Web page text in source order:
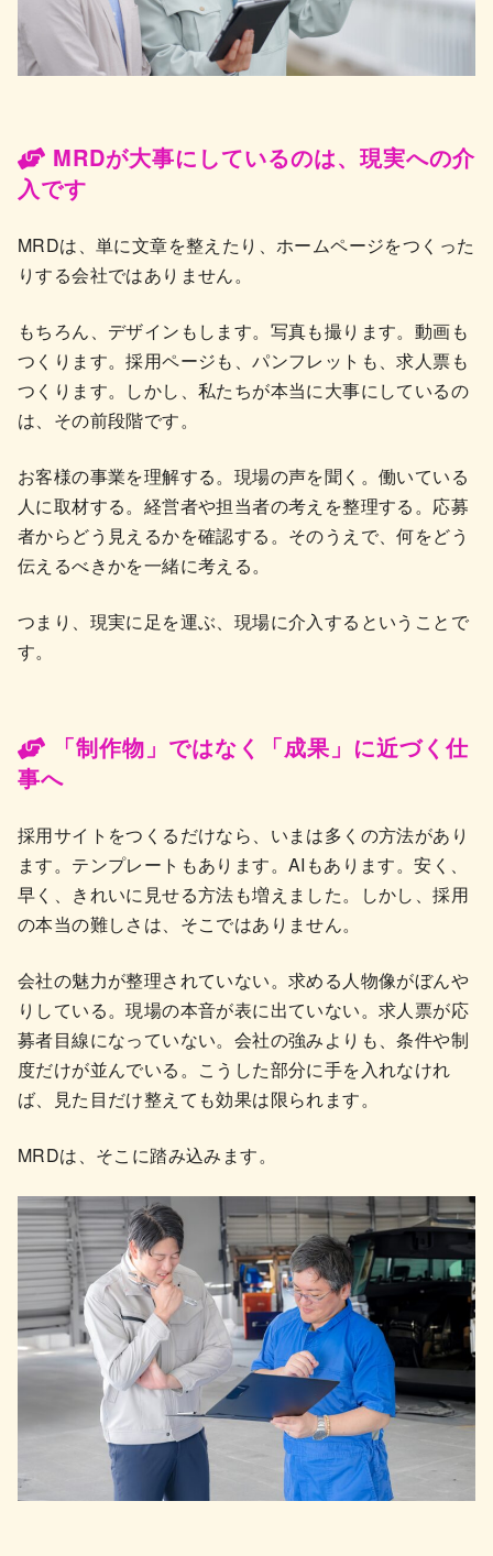
MRDが大事にしているのは、現実への介
入です
MRDは、単に文章を整えたり、ホームページをつくった
りする会社ではありません。
もちろん、デザインもします。写真も撮ります。動画も
つくります。採用ページも、パンフレットも、求人票も
つくります。しかし、私たちが本当に大事にしているの
は、その前段階です。
お客様の事業を理解する。現場の声を聞く。働いている
人に取材する。経営者や担当者の考えを整理する。応募
者からどう見えるかを確認する。そのうえで、何をどう
伝えるべきかを一緒に考える。
つまり、現実に足を運ぶ、現場に介入するということで
す。
「制作物」ではなく「成果」に近づく仕
事へ
採用サイトをつくるだけなら、いまは多くの方法があり
ます。テンプレートもあります。AIもあります。安く、
早く、きれいに見せる方法も増えました。しかし、採用
の本当の難しさは、そこではありません。
会社の魅力が整理されていない。求める人物像がぼんや
りしている。現場の本音が表に出ていない。求人票が応
募者目線になっていない。会社の強みよりも、条件や制
度だけが並んでいる。こうした部分に手を入れなけれ
ば、見た目だけ整えても効果は限られます。
MRDは、そこに踏み込みます。